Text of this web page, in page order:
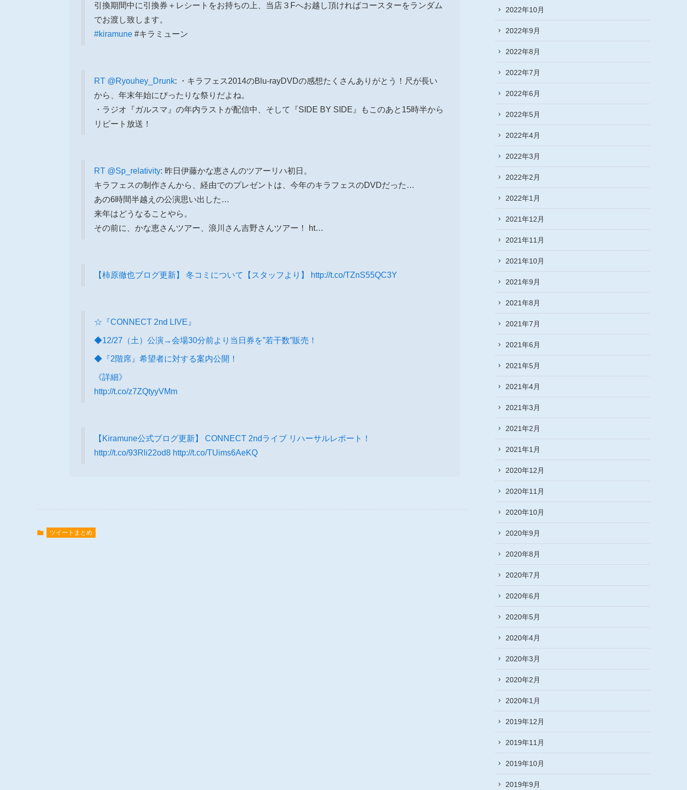
引換期間中に引換券＋レシートをお持ちの上、当店３Fへお越し頂ければコースターをランダム
でお渡し致します。
#kiramune #キラミューン
RT @Ryouhey_Drunk: ・キラフェス2014のBlu-rayDVDの感想たくさんありがとう！尺が長い
から、年末年始にぴったりな祭りだよね。
・ラジオ『ガルスマ』の年内ラストが配信中、そして『SIDE BY SIDE』もこのあと15時半から
リピート放送！
RT @Sp_relativity: 昨日伊藤かな恵さんのツアーリハ初日。
キラフェスの制作さんから、経由でのプレゼントは、今年のキラフェスのDVDだった…
あの6時間半越えの公演思い出した…
来年はどうなることやら。
その前に、かな恵さんツアー、浪川さん吉野さんツアー！ ht…
【柿原徹也ブログ更新】 冬コミについて【スタッフより】 http://t.co/TZnS55QC3Y
☆『CONNECT 2nd LIVE』
◆12/27（土）公演→会場30分前より当日券を”若干数”販売！
◆『2階席』希望者に対する案内公開！
《詳細》
http://t.co/z7ZQtyyVMm
【Kiramune公式ブログ更新】 CONNECT 2ndライブ リハーサルレポート！
http://t.co/93Rli22od8 http://t.co/TUims6AeKQ
ツイートまとめ
2022年10月
2022年9月
2022年8月
2022年7月
2022年6月
2022年5月
2022年4月
2022年3月
2022年2月
2022年1月
2021年12月
2021年11月
2021年10月
2021年9月
2021年8月
2021年7月
2021年6月
2021年5月
2021年4月
2021年3月
2021年2月
2021年1月
2020年12月
2020年11月
2020年10月
2020年9月
2020年8月
2020年7月
2020年6月
2020年5月
2020年4月
2020年3月
2020年2月
2020年1月
2019年12月
2019年11月
2019年10月
2019年9月